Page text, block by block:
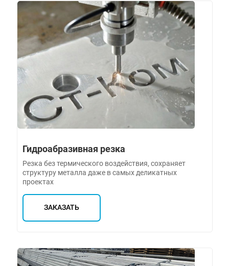
Гидроабразивная резка
Резка без термического воздействия, сохраняет
структуру металла даже в самых деликатных
проектах
ЗАКАЗАТЬ